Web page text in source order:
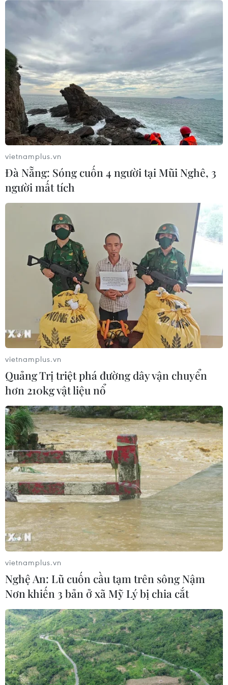
vietnamplus.vn
Đà Nẵng: Sóng cuốn 4 người tại Mũi Nghê, 3
người mất tích
vietnamplus.vn
Quảng Trị triệt phá đường dây vận chuyển
hơn 210kg vật liệu nổ
vietnamplus.vn
Nghệ An: Lũ cuốn cầu tạm trên sông Nậm
Nơn khiến 3 bản ở xã Mỹ Lý bị chia cắt